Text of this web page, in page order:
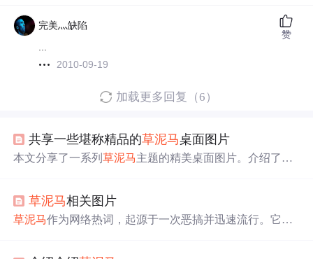
完美灬缺陷
...
2010-09-19
赞
加载更多回复（6）
共享一些堪称精品的草泥马桌面图片
本文分享了一系列草泥马主题的精美桌面图片。介绍了 草
草泥马相关图片
草泥马作为网络热词，起源于一次恶搞并迅速流行。它实